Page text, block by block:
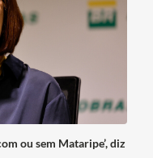
ou sem Mataripe’, diz